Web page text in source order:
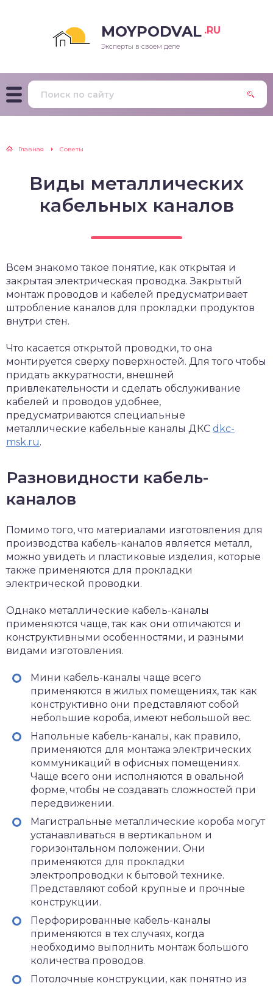
MOYPODVAL .RU
Эксперты в своем деле
Главная Советы
Виды металлических
кабельных каналов
Всем знакомо такое понятие, как открытая и
закрытая электрическая проводка. Закрытый
монтаж проводов и кабелей предусматривает
штробление каналов для прокладки продуктов
внутри стен.
Что касается открытой проводки, то она
монтируется сверху поверхностей. Для того чтобы
придать аккуратности, внешней
привлекательности и сделать обслуживание
кабелей и проводов удобнее,
предусматриваются специальные
металлические кабельные каналы ДКС dkc-
msk.ru.
Разновидности кабель-
каналов
Помимо того, что материалами изготовления для
производства кабель-каналов является металл,
можно увидеть и пластиковые изделия, которые
также применяются для прокладки
электрической проводки.
Однако металлические кабель-каналы
применяются чаще, так как они отличаются и
конструктивными особенностями, и разными
видами изготовления.
Мини кабель-каналы чаще всего
применяются в жилых помещениях, так как
конструктивно они представляют собой
небольшие короба, имеют небольшой вес.
Напольные кабель-каналы, как правило,
применяются для монтажа электрических
коммуникаций в офисных помещениях.
Чаще всего они исполняются в овальной
форме, чтобы не создавать сложностей при
передвижении.
Магистральные металлические короба могут
устанавливаться в вертикальном и
горизонтальном положении. Они
применяются для прокладки
электропроводки к бытовой технике.
Представляют собой крупные и прочные
конструкции.
Перфорированные кабель-каналы
применяются в тех случаях, когда
необходимо выполнить монтаж большого
количества проводов.
Потолочные конструкции, как понятно из